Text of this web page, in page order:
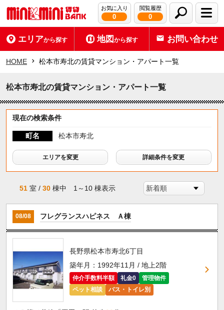
お気に入り
0
閲覧履歴
0
エリアから探す 地図から探す お問い合わせ
HOME 松本市寿北の賃貸マンション・アパート一覧
松本市寿北の賃貸マンション・アパート一覧
現在の検索条件
町名 松本市寿北
エリアを変更 詳細条件を変更
51 室 /30 棟中 1～10 棟表示
08/08 フレグランスハピネス Ａ棟
長野県松本市寿北6丁目
築年月：1992年11月 / 地上2階
仲介手数料半額 礼金0
管理物件
ペット相談
バス・トイレ別